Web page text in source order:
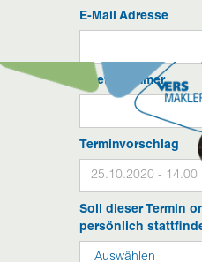
E-Mail Adresse
Telefonummer
Terminvorschlag
Soll dieser Termin
persönlich